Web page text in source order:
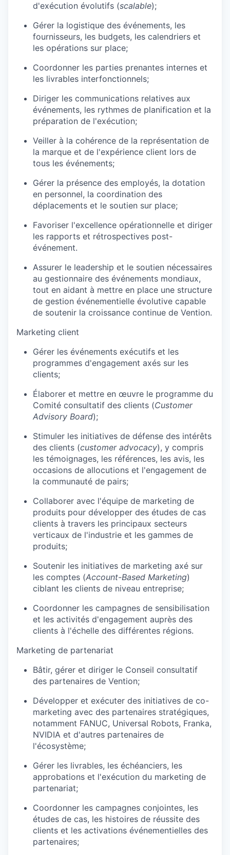
d'exécution évolutifs (scalable);
Gérer la logistique des événements, les
fournisseurs, les budgets, les calendriers et
les opérations sur place;
Coordonner les parties prenantes internes et
les livrables interfonctionnels;
Diriger les communications relatives aux
événements, les rythmes de planification et la
préparation de l'exécution;
Veiller à la cohérence de la représentation de
la marque et de l'expérience client lors de
tous les événements;
Gérer la présence des employés, la dotation
en personnel, la coordination des
déplacements et le soutien sur place;
Favoriser l'excellence opérationnelle et diriger
les rapports et rétrospectives post-
événement.
Assurer le leadership et le soutien nécessaires
au gestionnaire des événements mondiaux,
tout en aidant à mettre en place une structure
de gestion événementielle évolutive capable
de soutenir la croissance continue de Vention.
Marketing client
Gérer les événements exécutifs et les
programmes d'engagement axés sur les
clients;
Élaborer et mettre en œuvre le programme du
Comité consultatif des clients (Customer
Advisory Board);
Stimuler les initiatives de défense des intérêts
des clients (customer advocacy), y compris
les témoignages, les références, les avis, les
occasions de allocutions et l'engagement de
la communauté de pairs;
Collaborer avec l'équipe de marketing de
produits pour développer des études de cas
clients à travers les principaux secteurs
verticaux de l'industrie et les gammes de
produits;
Soutenir les initiatives de marketing axé sur
les comptes (Account-Based Marketing)
ciblant les clients de niveau entreprise;
Coordonner les campagnes de sensibilisation
et les activités d'engagement auprès des
clients à l'échelle des différentes régions.
Marketing de partenariat
Bâtir, gérer et diriger le Conseil consultatif
des partenaires de Vention;
Développer et exécuter des initiatives de co-
marketing avec des partenaires stratégiques,
notamment FANUC, Universal Robots, Franka,
NVIDIA et d'autres partenaires de
l'écosystème;
Gérer les livrables, les échéanciers, les
approbations et l'exécution du marketing de
partenariat;
Coordonner les campagnes conjointes, les
études de cas, les histoires de réussite des
clients et les activations événementielles des
partenaires;